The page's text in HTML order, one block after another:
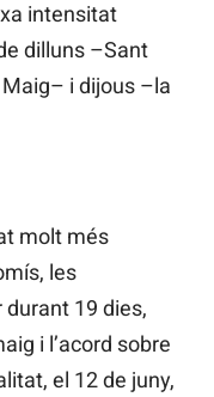
intensitat
dilluns –Sant
i dijous –la
molt més
les
19 dies,
i l’acord sobre
el 12 de juny,